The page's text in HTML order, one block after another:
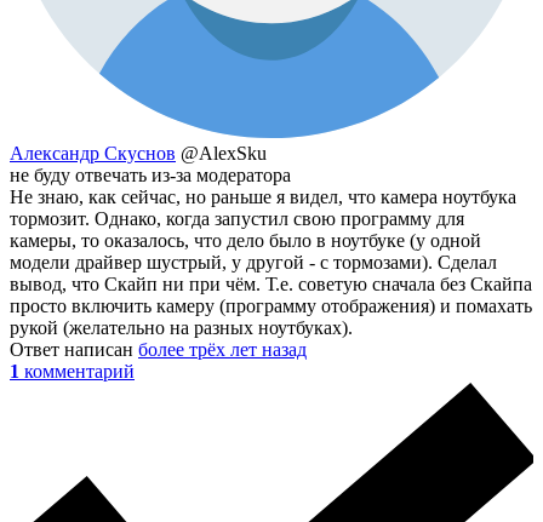
Александр Скуснов @AlexSku
не буду отвечать из-за модератора
Не знаю, как сейчас, но раньше я видел, что камера ноутбука
тормозит. Однако, когда запустил свою программу для
камеры, то оказалось, что дело было в ноутбуке (у одной
модели драйвер шустрый, у другой - с тормозами). Сделал
вывод, что Скайп ни при чём. Т.е. советую сначала без Скайпа
просто включить камеру (программу отображения) и помахать
рукой (желательно на разных ноутбуках).
Ответ написан более трёх лет назад
1 комментарий